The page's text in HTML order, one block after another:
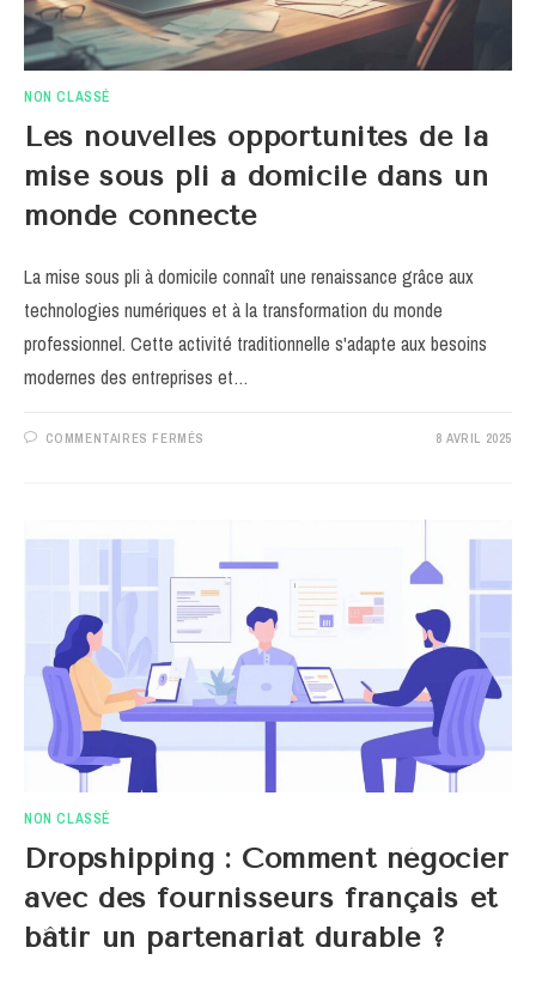
NON CLASSÉ
Les nouvelles opportunites de la
mise sous pli a domicile dans un
monde connecte
La mise sous pli à domicile connaît une renaissance grâce aux
technologies numériques et à la transformation du monde
professionnel. Cette activité traditionnelle s'adapte aux besoins
modernes des entreprises et…
COMMENTAIRES FERMÉS
PLI
A
DOMICILE
DANS
UN
MONDE
CONNECTE
8 AVRIL 2025
NON CLASSÉ
Dropshipping : Comment négocier
avec des fournisseurs français et
bâtir un partenariat durable ?